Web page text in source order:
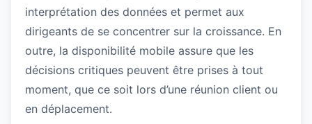
interprétation des données et permet aux
dirigeants de se concentrer sur la croissance. En
outre, la disponibilité mobile assure que les
décisions critiques peuvent être prises à tout
moment, que ce soit lors d’une réunion client ou
en déplacement.